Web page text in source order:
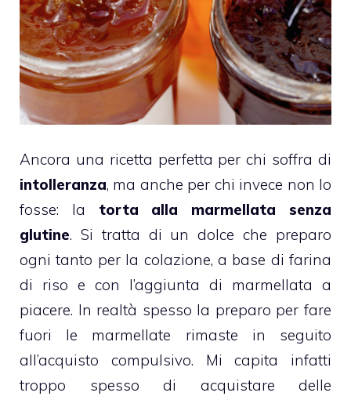
Ancora una ricetta perfetta per chi soffra di
intolleranza, ma anche per chi invece non lo
fosse: la torta alla marmellatasenza
glutine. Si tratta di un dolce che preparo
ogni tanto per la colazione, a base di farina
di riso e con l’aggiunta di marmellata a
piacere. In realtà spesso la preparo per fare
fuori le marmellate rimaste in seguito
all’acquisto compulsivo. Mi capita infatti
troppo spesso di acquistare delle